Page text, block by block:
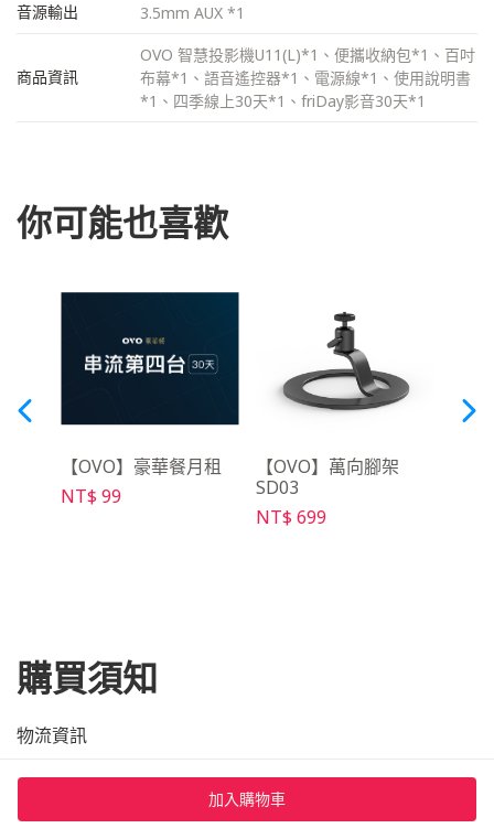
加入購物車
音源輸出
3.5mm AUX *1
商品資訊
OVO 智慧投影機U11(L)*1、便攜收納包*1、百吋
布幕*1、語音遙控器*1、電源線*1、使用說明書
*1、四季線上30天*1、friDay影音30天*1
你可能也喜歡
【OVO】豪華餐月租
NT$ 99
【OVO】萬向腳架
SD03
NT$ 699
購買須知
物流資訊
送貨範圍：限台灣本島，但不包含特殊偏遠地區。壁掛施工、
樓層加價以及偏遠地區運送等附加服務，將由配合廠商直接與